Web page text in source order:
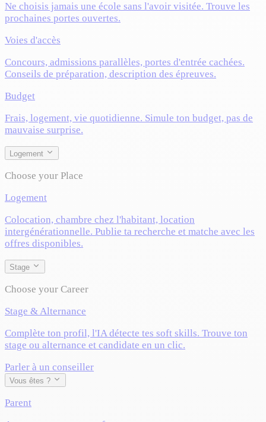
Ne choisis jamais une école sans l'avoir visitée. Trouve les
prochaines portes ouvertes.
Voies d'accès
Concours, admissions parallèles, portes d'entrée cachées.
Conseils de préparation, description des épreuves.
Budget
Frais, logement, vie quotidienne. Simule ton budget, pas de
mauvaise surprise.
Logement
Choose your Place
Logement
Colocation, chambre chez l'habitant, location
intergénérationnelle. Publie ta recherche et matche avec les
offres disponibles.
Stage
Choose your Career
Stage & Alternance
Complète ton profil, l'IA détecte tes soft skills. Trouve ton
stage ou alternance et candidate en un clic.
Parler à un conseiller
Vous êtes ?
Parent